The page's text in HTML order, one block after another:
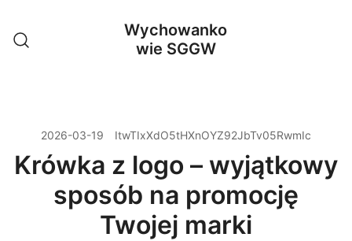
treści
Wychowanko
wie SGGW
2026-03-19 ItwTIxXdO5tHXnOYZ92JbTv05RwmIc
Krówka z logo – wyjątkowy
sposób na promocję
Twojej marki